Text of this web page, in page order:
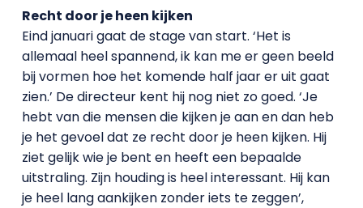
Recht door je heen kijken
Eind januari gaat de stage van start. ‘Het is
allemaal heel spannend, ik kan me er geen beeld
bij vormen hoe het komende half jaar er uit gaat
zien.’ De directeur kent hij nog niet zo goed. ‘Je
hebt van die mensen die kijken je aan en dan heb
je het gevoel dat ze recht door je heen kijken. Hij
ziet gelijk wie je bent en heeft een bepaalde
uitstraling. Zijn houding is heel interessant. Hij kan
je heel lang aankijken zonder iets te zeggen’,